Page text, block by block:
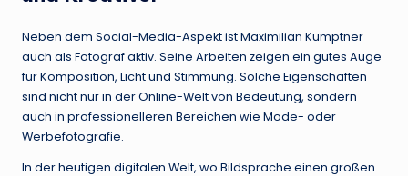
Neben dem Social-Media-Aspekt ist Maximilian Kumptner
auch als Fotograf aktiv. Seine Arbeiten zeigen ein gutes Auge
für Komposition, Licht und Stimmung. Solche Eigenschaften
sind nicht nur in der Online-Welt von Bedeutung, sondern
auch in professionelleren Bereichen wie Mode- oder
Werbefotografie.
In der heutigen digitalen Welt, wo Bildsprache einen großen